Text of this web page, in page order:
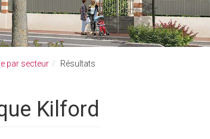
par secteur Résultats
Kilford